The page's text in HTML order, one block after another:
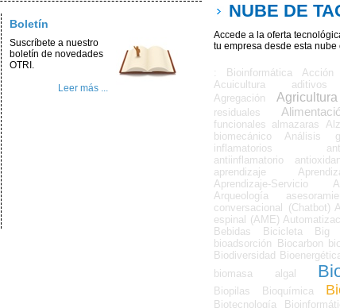
Boletín
Suscríbete a nuestro
boletín de novedades
OTRI.
Leer más ...
NUBE DE
Accede a la oferta
tu empresa desde esta nube
: Bioinformática
Acción
Acuicultura
aditivos
Agregación
Agricultura
residuales
funcionales almazaras
biomecánico
Análisis
inflamatorios
antiinflamatorio
aprendizaje
Aprendizaje-Servicio
Arqueología
conversacional (Chatbot)
espinal (AME)
Bebidas
Bicicleta Big
bioadsorción
Biocarbon
Biodiversidad
biomasa algal
Biopilas Bioquímica
Biotecnología